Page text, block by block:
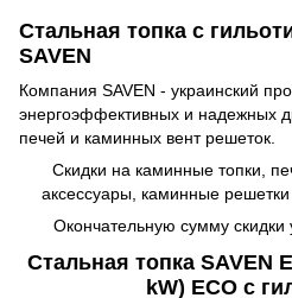
Стальная топка с
SAVEN
Компания SAVEN - украинский
энергоэффективных и надежных
печей и каминных вент решеток.
Скидки на каминные топки,
аксессуары, каминные
Окончательную сумму скидки
Стальная топка SAVEN
kW) ECO с